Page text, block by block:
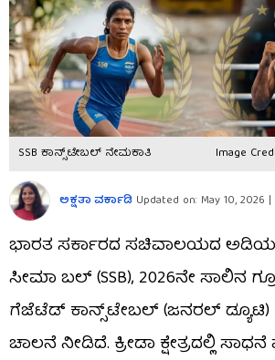
SSB ಕಾನ್ಸ್‌ಟೇಬಲ್ ನೇಮಕಾತಿ Image
ಅಕ್ಷತಾ ವರ್ಕಾಡಿ Updated on: May 10, 2026 |
ಭಾರತ ಸರ್ಕಾರದ ಸಚಿವಾಲಯದ
ಸೀಮಾ ಬಲ್ (SSB), 2026ನೇ ಸಾಲಿನ
ಗೆಜೆಟೆಡ್ ಕಾನ್ಸ್‌ಟೇಬಲ್ (ಜನರಲ್ ಡ್ಯೂಟಿ)
ಚಾಲನೆ ನೀಡಿದೆ. ಕ್ರೀಡಾ ಕ್ಷೇತ್ರದಲ್ಲಿ